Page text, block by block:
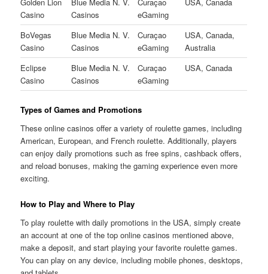
Casino
Casinos
eGaming
BoVegas
Casino
Blue Media N. V.
Casinos
Curaçao
eGaming
USA, Canada,
Australia
Eclipse
Casino
Blue Media N. V.
Casinos
Curaçao
eGaming
USA, Canada
Types of Games and Promotions
These online casinos offer a variety of roulette games, including
American, European, and French roulette. Additionally, players
can enjoy daily promotions such as free spins, cashback offers,
and reload bonuses, making the gaming experience even more
exciting.
How to Play and Where to Play
To play roulette with daily promotions in the USA, simply create
an account at one of the top online casinos mentioned above,
make a deposit, and start playing your favorite roulette games.
You can play on any device, including mobile phones, desktops,